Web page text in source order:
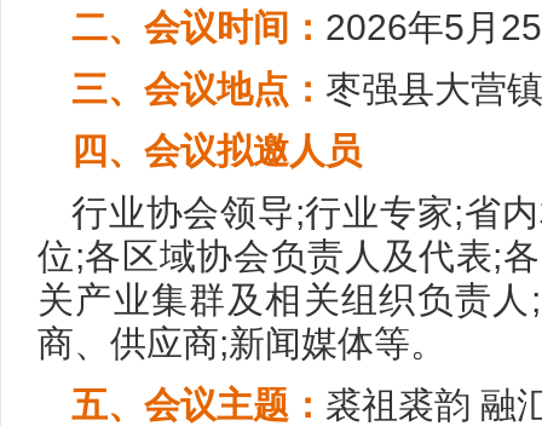
二、会议时间： 2026年5月
三、会议地点： 枣强县大营镇
四、会议拟邀人员
行业协会领导;行业专家;省
位;各区域协会负责人及代表;
关产业集群及相关组织负责
商、供应商;新闻媒体等。
五、会议主题： 裘祖裘韵 融